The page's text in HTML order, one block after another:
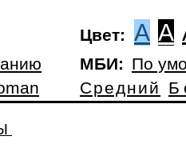
Цвет: A A
МБИ: По
Средний